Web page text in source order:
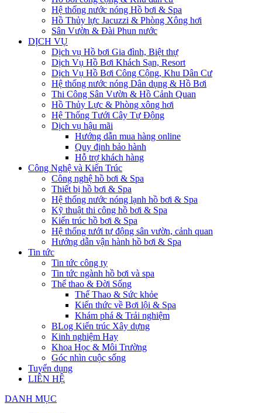
Hệ thống nước nóng Hồ bơi & Spa
Hồ Thủy lực Jacuzzi & Phòng Xông hơi
Sân Vườn & Đài Phun nước
DỊCH VỤ
Dịch vụ Hồ bơi Gia đình, Biệt thự
Dịch Vụ Hồ Bơi Khách Sạn, Resort
Dịch Vụ Hồ Bơi Công Cộng, Khu Dân Cư
Hệ thống nước nóng Dân dụng & Hồ Bơi
Thi Công Sân Vườn & Hồ Cảnh Quan
Hồ Thủy Lực & Phòng xông hơi
Hệ Thống Tưới Cây Tự Động
Dịch vụ hậu mãi
Hướng dẫn mua hàng online
Quy định bảo hành
Hỗ trợ khách hàng
Công Nghệ và Kiến Trúc
Công nghệ hồ bơi & Spa
Thiết bị hồ bơi & Spa
Hệ thống nước nóng lạnh hồ bơi & Spa
Kỹ thuật thi công hồ bơi & Spa
Kiến trúc hồ bơi & Spa
Hệ thống tưới tự động sân vườn, cảnh quan
Hướng dẫn vận hành hồ bơi & Spa
Tin tức
Tin tức công ty
Tin tức ngành hồ bơi và spa
Thể thao & Đời Sống
Thể Thao & Sức khỏe
Kiến thức về Bơi lội & Spa
Khám phá & Trải nghiệm
BLog Kiến trúc Xây dựng
Kinh nghiệm Hay
Khoa Học & Môi Trường
Góc nhìn cuộc sống
Tuyển dụng
LIÊN HỆ
DANH MỤC